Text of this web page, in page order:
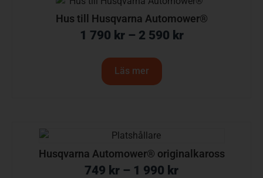
Hus till Husqvarna Automower®
1 790 kr – 2 590 kr
Läs mer
Husqvarna Automower® originalkaross
749 kr – 1 990 kr